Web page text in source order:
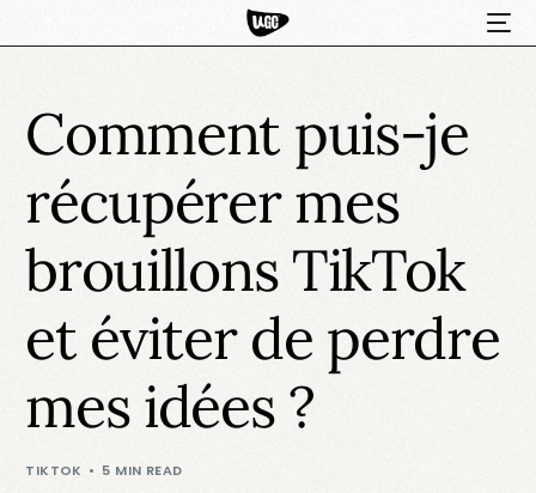
Comment puis-je
récupérer mes
brouillons TikTok
et éviter de perdre
mes idées ?
TIKTOK 5 MIN READ
HOT